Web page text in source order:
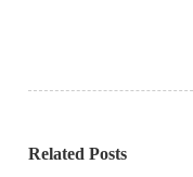
Related Posts